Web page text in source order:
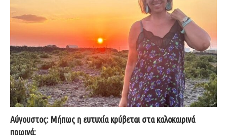
Αύγουστος: Μήπως η ευτυχία κρύβεται στα καλοκαιρινά
πρωινά;